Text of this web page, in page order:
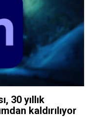
30 yıllık
kaldırılıyor